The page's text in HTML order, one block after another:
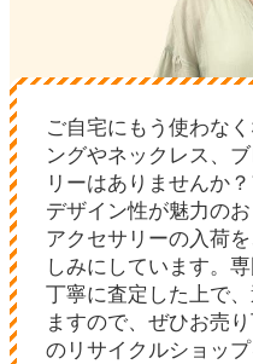
ご自宅にもう使わな
ングやネックレス、
リーはありませんか
デザイン性が魅力の
アクセサリーの入荷
しみにしています。
丁寧に査定した上で
ますので、ぜひお売
のリサイクルショッ